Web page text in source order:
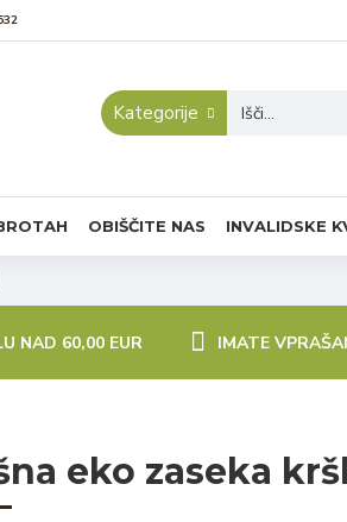
Kategorije
OBIŠČITE NAS INVALIDSKE
NAD 60,00 EUR IMATE
eko zaseka